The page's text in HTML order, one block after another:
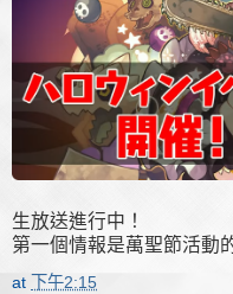
生放送進行中！
第一個情報是萬聖節活動
at 下午2:15